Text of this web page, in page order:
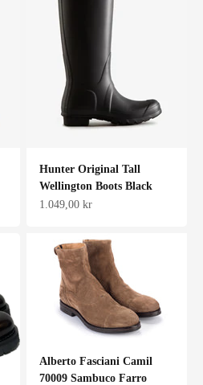
Hunter Original Tall
Wellington Boots Black
Salgspris
1.049,00 kr
Alberto Fasciani Camil
70009 Sambuco Farro